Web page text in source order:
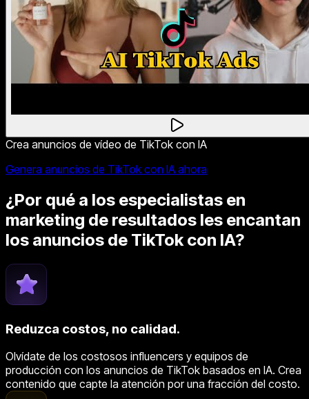
Crea anuncios de vídeo de TikTok con IA
Genera anuncios de TikTok con IA ahora
¿Por qué a los especialistas en
marketing de resultados les encantan
los anuncios de TikTok con IA?
Reduzca costos, no calidad.
Olvídate de los costosos influencers y equipos de
producción con los anuncios de TikTok basados en IA. Crea
contenido que capte la atención por una fracción del costo.